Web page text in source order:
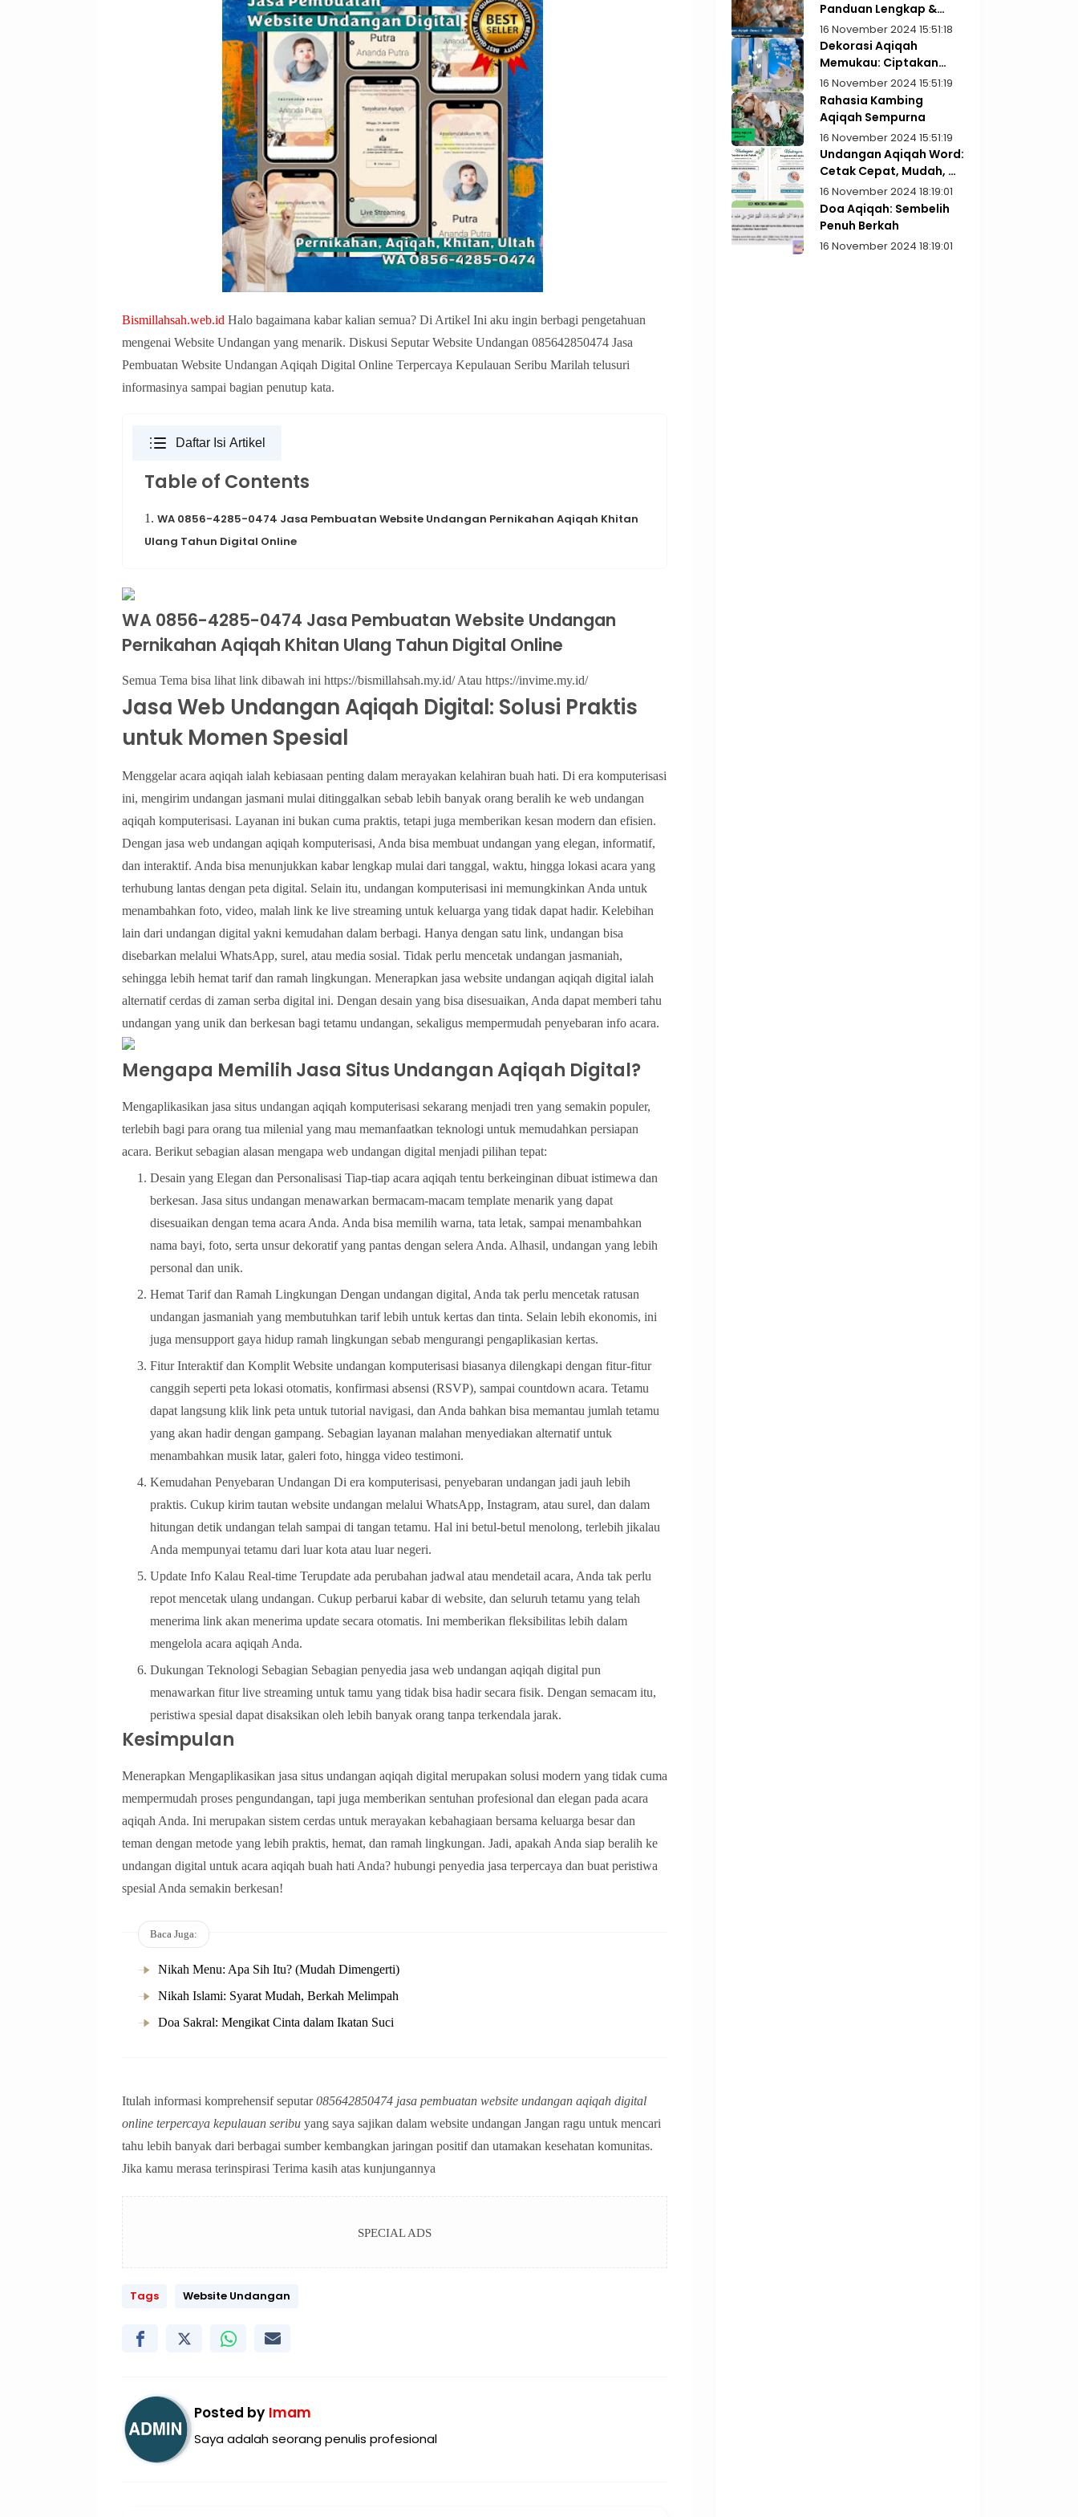
Bismillahsah.web.id Halo bagaimana kabar kalian semua? Di Artikel Ini aku ingin berbagi pengetahuan
mengenai Website Undangan yang menarik. Diskusi Seputar Website Undangan 085642850474 Jasa
Pembuatan Website Undangan Aqiqah Digital Online Terpercaya Kepulauan Seribu Marilah telusuri
informasinya sampai bagian penutup kata.
Daftar Isi Artikel
Table of Contents
1. WA 0856-4285-0474 Jasa Pembuatan Website Undangan Pernikahan Aqiqah Khitan
Ulang Tahun Digital Online
WA 0856-4285-0474 Jasa Pembuatan Website Undangan
Pernikahan Aqiqah Khitan Ulang Tahun Digital Online
Semua Tema bisa lihat link dibawah ini https://bismillahsah.my.id/ Atau https://invime.my.id/
Jasa Web Undangan Aqiqah Digital: Solusi Praktis
untuk Momen Spesial
Menggelar acara aqiqah ialah kebiasaan penting dalam merayakan kelahiran buah hati. Di era komputerisasi
ini, mengirim undangan jasmani mulai ditinggalkan sebab lebih banyak orang beralih ke web undangan
aqiqah komputerisasi. Layanan ini bukan cuma praktis, tetapi juga memberikan kesan modern dan efisien.
Dengan jasa web undangan aqiqah komputerisasi, Anda bisa membuat undangan yang elegan, informatif,
dan interaktif. Anda bisa menunjukkan kabar lengkap mulai dari tanggal, waktu, hingga lokasi acara yang
terhubung lantas dengan peta digital. Selain itu, undangan komputerisasi ini memungkinkan Anda untuk
menambahkan foto, video, malah link ke live streaming untuk keluarga yang tidak dapat hadir. Kelebihan
lain dari undangan digital yakni kemudahan dalam berbagi. Hanya dengan satu link, undangan bisa
disebarkan melalui WhatsApp, surel, atau media sosial. Tidak perlu mencetak undangan jasmaniah,
sehingga lebih hemat tarif dan ramah lingkungan. Menerapkan jasa website undangan aqiqah digital ialah
alternatif cerdas di zaman serba digital ini. Dengan desain yang bisa disesuaikan, Anda dapat memberi tahu
undangan yang unik dan berkesan bagi tetamu undangan, sekaligus mempermudah penyebaran info acara.
Mengapa Memilih Jasa Situs Undangan Aqiqah Digital?
Mengaplikasikan jasa situs undangan aqiqah komputerisasi sekarang menjadi tren yang semakin populer,
terlebih bagi para orang tua milenial yang mau memanfaatkan teknologi untuk memudahkan persiapan
acara. Berikut sebagian alasan mengapa web undangan digital menjadi pilihan tepat:
Desain yang Elegan dan Personalisasi Tiap-tiap acara aqiqah tentu berkeinginan dibuat istimewa dan
berkesan. Jasa situs undangan menawarkan bermacam-macam template menarik yang dapat
disesuaikan dengan tema acara Anda. Anda bisa memilih warna, tata letak, sampai menambahkan
nama bayi, foto, serta unsur dekoratif yang pantas dengan selera Anda. Alhasil, undangan yang lebih
personal dan unik.
Hemat Tarif dan Ramah Lingkungan Dengan undangan digital, Anda tak perlu mencetak ratusan
undangan jasmaniah yang membutuhkan tarif lebih untuk kertas dan tinta. Selain lebih ekonomis, ini
juga mensupport gaya hidup ramah lingkungan sebab mengurangi pengaplikasian kertas.
Fitur Interaktif dan Komplit Website undangan komputerisasi biasanya dilengkapi dengan fitur-fitur
canggih seperti peta lokasi otomatis, konfirmasi absensi (RSVP), sampai countdown acara. Tetamu
dapat langsung klik link peta untuk tutorial navigasi, dan Anda bahkan bisa memantau jumlah tetamu
yang akan hadir dengan gampang. Sebagian layanan malahan menyediakan alternatif untuk
menambahkan musik latar, galeri foto, hingga video testimoni.
Kemudahan Penyebaran Undangan Di era komputerisasi, penyebaran undangan jadi jauh lebih
praktis. Cukup kirim tautan website undangan melalui WhatsApp, Instagram, atau surel, dan dalam
hitungan detik undangan telah sampai di tangan tetamu. Hal ini betul-betul menolong, terlebih jikalau
Anda mempunyai tetamu dari luar kota atau luar negeri.
Update Info Kalau Real-time Terupdate ada perubahan jadwal atau mendetail acara, Anda tak perlu
repot mencetak ulang undangan. Cukup perbarui kabar di website, dan seluruh tetamu yang telah
menerima link akan menerima update secara otomatis. Ini memberikan fleksibilitas lebih dalam
mengelola acara aqiqah Anda.
Dukungan Teknologi Sebagian Sebagian penyedia jasa web undangan aqiqah digital pun
menawarkan fitur live streaming untuk tamu yang tidak bisa hadir secara fisik. Dengan semacam itu,
peristiwa spesial dapat disaksikan oleh lebih banyak orang tanpa terkendala jarak.
Kesimpulan
Menerapkan Mengaplikasikan jasa situs undangan aqiqah digital merupakan solusi modern yang tidak cuma
mempermudah proses pengundangan, tapi juga memberikan sentuhan profesional dan elegan pada acara
aqiqah Anda. Ini merupakan sistem cerdas untuk merayakan kebahagiaan bersama keluarga besar dan
teman dengan metode yang lebih praktis, hemat, dan ramah lingkungan. Jadi, apakah Anda siap beralih ke
undangan digital untuk acara aqiqah buah hati Anda? hubungi penyedia jasa terpercaya dan buat peristiwa
spesial Anda semakin berkesan!
Baca Juga:
Nikah Menu: Apa Sih Itu? (Mudah Dimengerti)
Nikah Islami: Syarat Mudah, Berkah Melimpah
Doa Sakral: Mengikat Cinta dalam Ikatan Suci
Itulah informasi komprehensif seputar085642850474 jasa pembuatan website undangan aqiqah digital
online terpercaya kepulauan seribu yang saya sajikan dalam website undangan Jangan ragu untuk mencari
tahu lebih banyak dari berbagai sumber kembangkan jaringan positif dan utamakan kesehatan komunitas.
Jika kamu merasa terinspirasi Terima kasih atas kunjungannya
SPECIAL ADS
Tags Website Undangan
Posted by Imam
Saya adalah seorang penulis profesional
Panduan Lengkap &
Praktis
16 November 2024 15:51:18
Dekorasi Aqiqah
Memukau: Ciptakan
Kenangan Indah
16 November 2024 15:51:19
Rahasia Kambing
Aqiqah Sempurna
16 November 2024 15:51:19
Undangan Aqiqah Word:
Cetak Cepat, Mudah, &
Gratis!
16 November 2024 18:19:01
Doa Aqiqah: Sembelih
Penuh Berkah
16 November 2024 18:19:01